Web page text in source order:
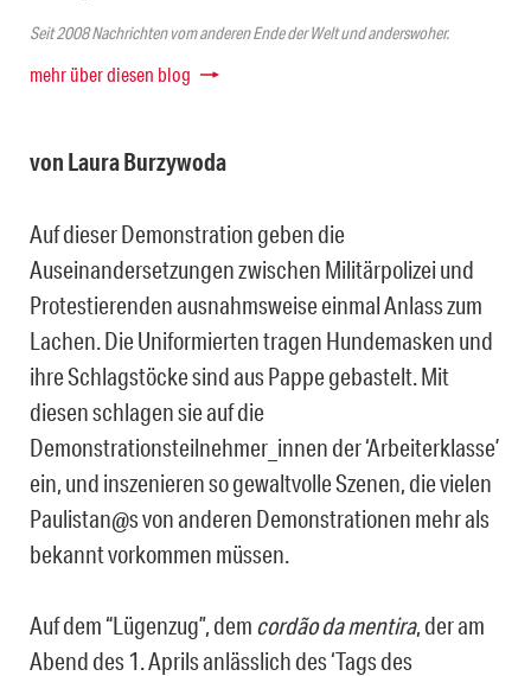
Seit 2008 Nachrichten vom anderen Ende der Welt und anderswoher.
mehr über diesen blog
von Laura Burzywoda
Auf dieser Demonstration geben die
Auseinandersetzungen zwischen Militärpolizei und
Protestierenden ausnahmsweise einmal Anlass zum
Lachen. Die Uniformierten tragen Hundemasken und
ihre Schlagstöcke sind aus Pappe gebastelt. Mit
diesen schlagen sie auf die
Demonstrationsteilnehmer_innen der ‘Arbeiterklasse’
ein, und inszenieren so gewaltvolle Szenen, die vielen
Paulistan@s von anderen Demonstrationen mehr als
bekannt vorkommen müssen.
Auf dem “Lügenzug”, dem cordão da mentira, der am
Abend des 1. Aprils anlässlich des ‘Tags des